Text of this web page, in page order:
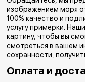
изображением моря
100% качество и
услугу примерки.
картину, чтобы вы
смотреться в вашем
сохранности,
Оплата и